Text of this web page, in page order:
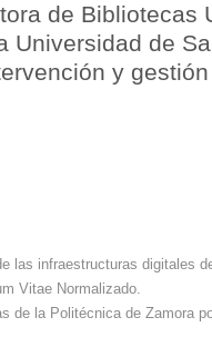
de Bibliotecas
Universidad de
y
las infraestructuras digitales
Vitae Normalizado.
de la Politécnica de Zamora